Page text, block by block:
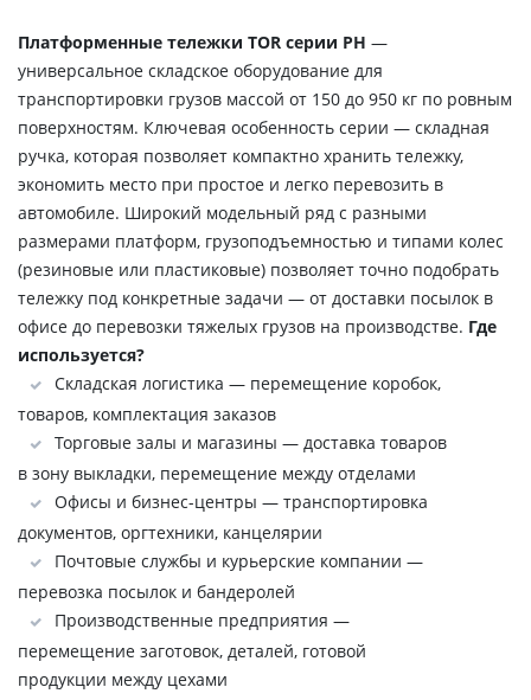
Платформенные тележки TOR серии PH —
универсальное складское оборудование для
транспортировки грузов массой от 150 до 950 кг по ровным
поверхностям. Ключевая особенность серии — складная
ручка, которая позволяет компактно хранить тележку,
экономить место при простое и легко перевозить в
автомобиле. Широкий модельный ряд с разными
размерами платформ, грузоподъемностью и типами колес
(резиновые или пластиковые) позволяет точно подобрать
тележку под конкретные задачи — от доставки посылок в
офисе до перевозки тяжелых грузов на производстве. Где
используется?
Складская логистика — перемещение коробок,
товаров, комплектация заказов
Торговые залы и магазины — доставка товаров
в зону выкладки, перемещение между отделами
Офисы и бизнес-центры — транспортировка
документов, оргтехники, канцелярии
Почтовые службы и курьерские компании —
перевозка посылок и бандеролей
Производственные предприятия —
перемещение заготовок, деталей, готовой
продукции между цехами